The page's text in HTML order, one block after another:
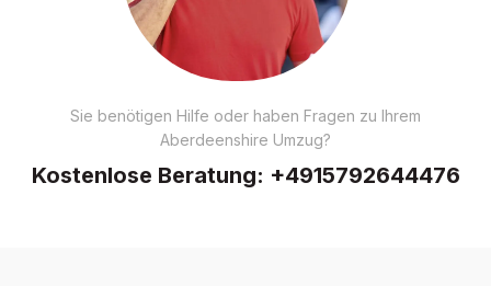
Sie benötigen Hilfe oder haben Fragen zu Ihrem
Aberdeenshire Umzug?
Kostenlose Beratung: +4915792644476